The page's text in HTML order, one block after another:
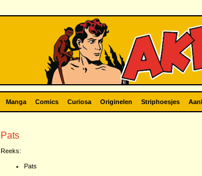
Manga Comics Curiosa Originelen Striphoesjes
Pats
Reeks:
Pats